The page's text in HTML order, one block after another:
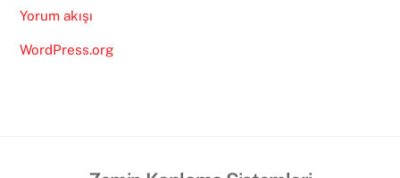
Yorum akışı
WordPress.org